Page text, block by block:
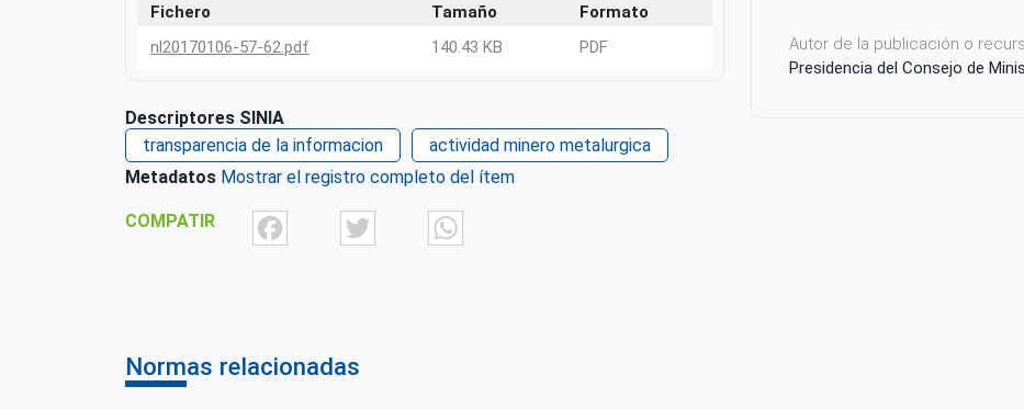
Fichero Tamaño
Formato
nl20170106-57-62.pdf
140.43 KB PDF
Descriptores SINIA
transparencia de la informacion
actividad minero metalurgica
Metadatos Mostrar el registro completo del ítem
COMPATIR FacebookTwitter
Autor de la publicación o
Presidencia del Consejo de
Normas relacionadas